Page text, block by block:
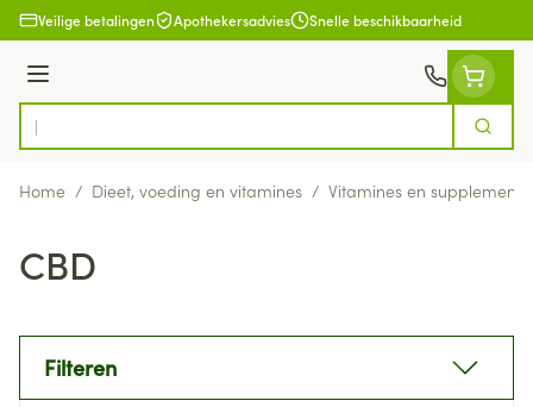
Ga naar de inhoud
Veilige betalingen Apothekersadvies Snelle beschikbaarheid
Menu
Product, merk, categorie...
Zoek
Home / Dieet, voeding en vitamines / Vitamines en
CBD
Filteren